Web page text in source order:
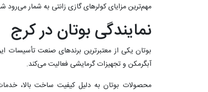
مهم‌ترین مزایای کولرهای گازی زانتی به شمار می‌رود
نمایندگی بوتان در کرج
بوتان یکی از معتبرترین برندهای صنعت تأسیسات
آبگرمکن و تجهیزات گرمایشی فعالیت می‌کند.
محصولات بوتان به دلیل کیفیت ساخت بالا،